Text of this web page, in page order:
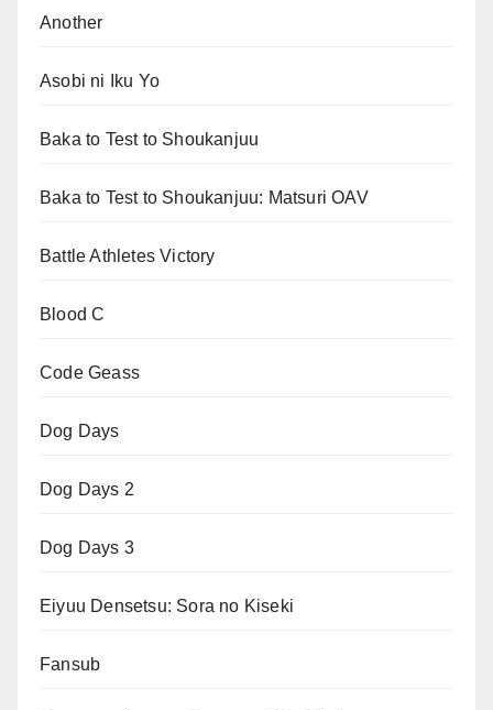
Another
Asobi ni Iku Yo
Baka to Test to Shoukanjuu
Baka to Test to Shoukanjuu: Matsuri OAV
Battle Athletes Victory
Blood C
Code Geass
Dog Days
Dog Days 2
Dog Days 3
Eiyuu Densetsu: Sora no Kiseki
Fansub